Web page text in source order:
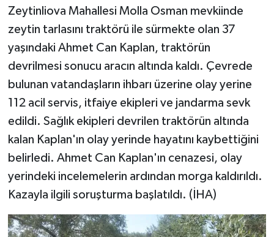
Zeytinliova Mahallesi Molla Osman mevkiinde
zeytin tarlasını traktörü ile sürmekte olan 37
yaşındaki Ahmet Can Kaplan, traktörün
devrilmesi sonucu aracın altında kaldı. Çevrede
bulunan vatandaşların ihbarı üzerine olay yerine
112 acil servis, itfaiye ekipleri ve jandarma sevk
edildi. Sağlık ekipleri devrilen traktörün altında
kalan Kaplan'ın olay yerinde hayatını kaybettiğini
belirledi. Ahmet Can Kaplan'ın cenazesi, olay
yerindeki incelemelerin ardından morga kaldırıldı.
Kazayla ilgili soruşturma başlatıldı. (İHA)